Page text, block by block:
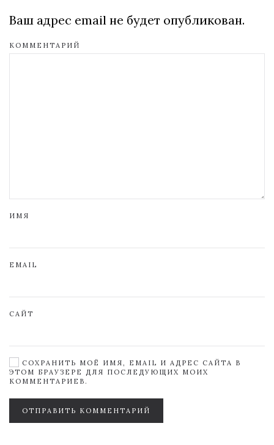
Ваш адрес email не будет опубликован.
КОММЕНТАРИЙ
ИМЯ
EMAIL
САЙТ
СОХРАНИТЬ МОЁ ИМЯ, EMAIL И АДРЕС САЙТА В
ЭТОМ БРАУЗЕРЕ ДЛЯ ПОСЛЕДУЮЩИХ МОИХ
КОММЕНТАРИЕВ.
ОТПРАВИТЬ КОММЕНТАРИЙ